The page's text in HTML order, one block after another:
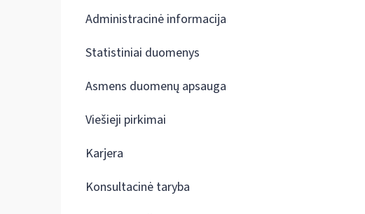
Administracinė informacija
Statistiniai duomenys
Asmens duomenų apsauga
Viešieji pirkimai
Karjera
Konsultacinė taryba